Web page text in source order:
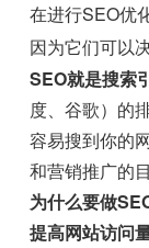
在进行SEO优
因为它们可以
SEO就是搜索
度、谷歌）的
容易搜到你的
和营销推广的目
为什么要做
提高网站访问